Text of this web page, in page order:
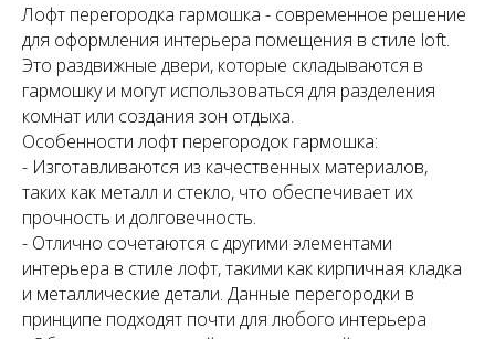
Лофт перегородка гармошка - современное решение
для оформления интерьера помещения в стиле loft.
Это раздвижные двери, которые складываются в
гармошку и могут использоваться для разделения
комнат или создания зон отдыха.
Особенности лофт перегородок гармошка:
- Изготавливаются из качественных материалов,
таких как металл и стекло, что обеспечивает их
прочность и долговечность.
- Отлично сочетаются с другими элементами
интерьера в стиле лофт, такими как кирпичная кладка
и металлические детали. Данные перегородки в
принципе подходят почти для любого интерьера